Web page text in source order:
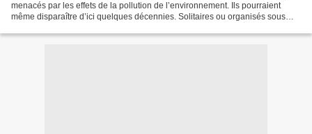
menacés par les effets de la pollution de l’environnement. Ils pourraient
même disparaître d’ici quelques décennies. Solitaires ou organisés sous